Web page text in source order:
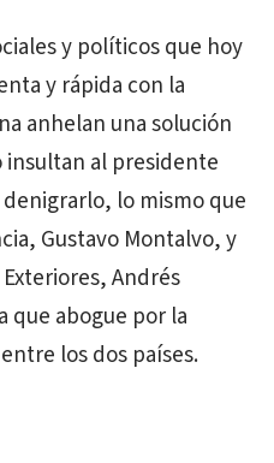
y políticos que hoy
y rápida con la
anhelan una solución
insultan al presidente
lo mismo que
Gustavo Montalvo, y
Andrés
que abogue por la
los dos países.